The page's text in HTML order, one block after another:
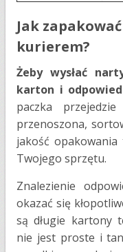
Jak
kurierem?
Żeby wysłać
karton i
paczka
przenoszona,
jakość opakowania
Twojego sprzętu.
Znalezienie
okazać się
są długie kartony
nie jest proste i